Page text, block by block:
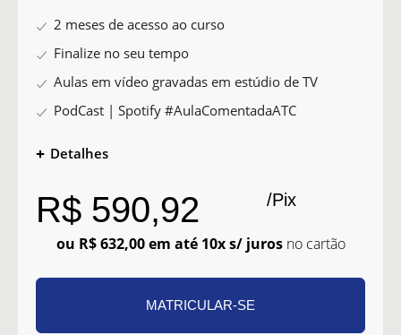
2 meses de acesso ao curso
Finalize no seu tempo
Aulas em vídeo gravadas em estúdio de TV
PodCast | Spotify #AulaComentadaATC
Detalhes
R$ 590,92 /Pix
ou R$ 632,00 em até 10x s/ jurosno cartão
MATRICULAR-SE